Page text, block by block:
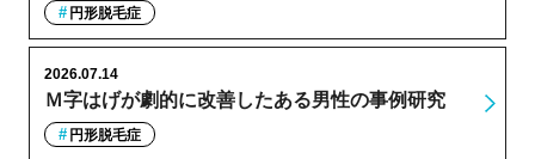
円形脱毛症
Ｍ字はげが劇的に改善したある男性の事例研究
2026.07.14
円形脱毛症